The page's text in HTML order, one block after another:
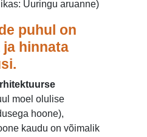
Uuringu aruanne)
puhul on
hinnata
moel olulise
hoone),
kaudu on võimalik